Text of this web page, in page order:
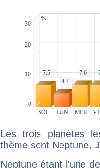
Les trois planètes
thème sont Neptune,
Neptune étant l'une